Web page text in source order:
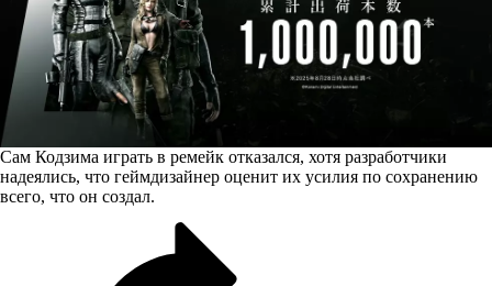
Сам Кодзима играть в ремейк отказался, хотя разработчики
надеялись, что геймдизайнер оценит их усилия по сохранению
всего, что он создал.